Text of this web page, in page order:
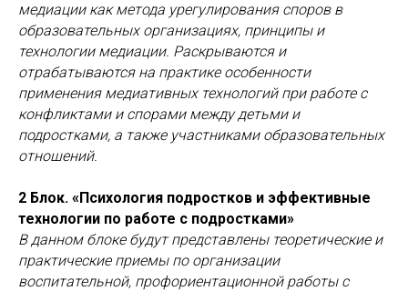
медиации как метода урегулирования споров в
образовательных организациях, принципы и
технологии медиации. Раскрываются и
отрабатываются на практике особенности
применения медиативных технологий при работе с
конфликтами и спорами между детьми и
подростками, а также участниками образовательных
отношений.
2 Блок. «Психология подростков и эффективные
технологии по работе с подростками»
В данном блоке будут представлены теоретические и
практические приемы по организации
воспитательной, профориентационной работы с